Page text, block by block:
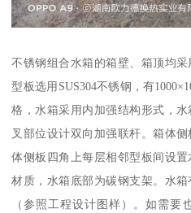
不锈钢组合水箱的箱壁、箱顶均
型板选用SUS304不锈钢，有
格，水箱采用内加强结构形式，
叉部位设计双向加强联杆。箱体
体侧板四角上每层相邻型板间设
材质，水箱底部为碳钢支架。水
（参照工程设计图样）。如需